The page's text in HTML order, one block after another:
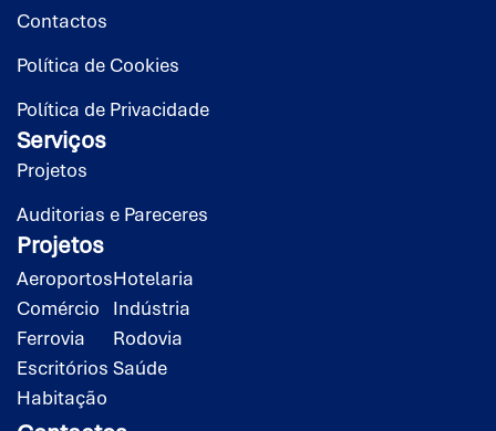
Contactos
Política de Cookies
Política de Privacidade
Serviços
Projetos
Auditorias e Pareceres
Projetos
Aeroportos
Comércio
Ferrovia
Escritórios
Habitação
Hotelaria
Indústria
Rodovia
Saúde